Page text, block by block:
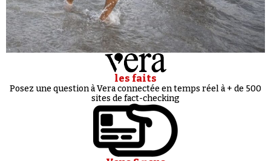
les faits
Posez une question à Vera connectée en temps réel à + de 500
sites de fact-checking